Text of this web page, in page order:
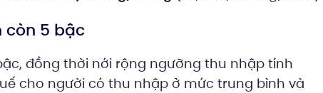
còn 5 bậc
đồng thời nới rộng ngưỡng thu nhập tính
cho người có thu nhập ở mức trung bình và